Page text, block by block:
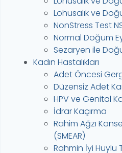
Lohusalık ve
NonStress Test
Normal Doğum
Sezaryen ile
Kadın Hastalıkları
Adet Öncesi
Düzensiz Adet
HPV ve Genital
İdrar Kaçırma
Rahim Ağzı
(SMEAR)
Rahmin İyi Huylu